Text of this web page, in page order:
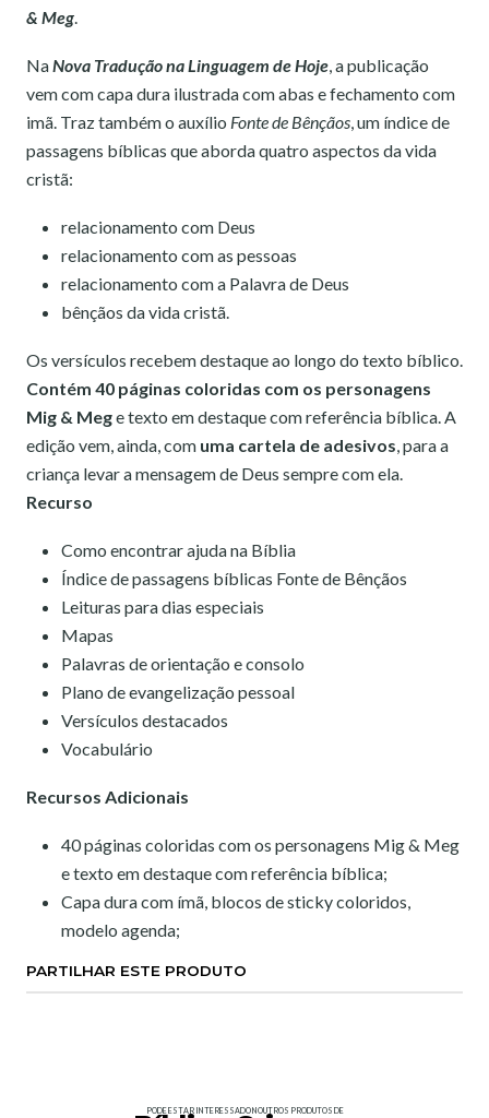
& Meg.
NaNova Tradução na Linguagem de Hoje, a publicação
vem com capa dura ilustrada com abas e fechamento com
imã. Traz também o auxílio Fonte de Bênçãos, um índice de
passagens bíblicas que aborda quatro aspectos da vida
cristã:
relacionamento com Deus
relacionamento com as pessoas
relacionamento com a Palavra de Deus
bênçãos da vida cristã.
Os versículos recebem destaque ao longo do texto bíblico.
Contém 40 páginas coloridas com os personagens
Mig & Mege texto em destaque com referência bíblica. A
edição vem, ainda, com uma cartela de adesivos, para a
criança levar a mensagem de Deus sempre com ela.
Recurso
Como encontrar ajuda na Bíblia
Índice de passagens bíblicas Fonte de Bênçãos
Leituras para dias especiais
Mapas
Palavras de orientação e consolo
Plano de evangelização pessoal
Versículos destacados
Vocabulário
Recursos Adicionais
40 páginas coloridas com os personagens Mig & Meg
e texto em destaque com referência bíblica;
Capa dura com ímã, blocos de sticky coloridos,
modelo agenda;
PARTILHAR ESTE PRODUTO
PODE ESTAR INTERESSADO NOUTROS PRODUTOS DE